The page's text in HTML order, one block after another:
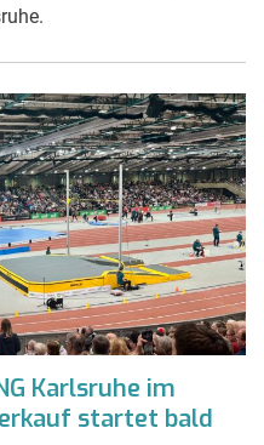
Karlsruhe im
startet bald